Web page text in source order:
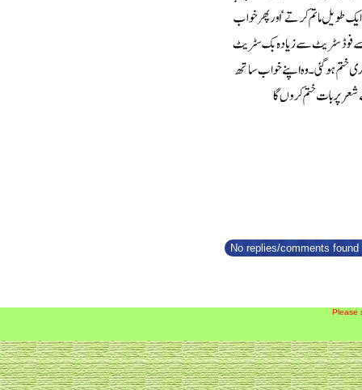
No replies/comments
Please